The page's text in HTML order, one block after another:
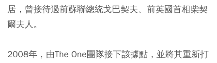
居，曾接待過前蘇聯總統戈巴契夫、前英國首相柴契
爾夫人。
2008年，由The One團隊接下該據點，並將其重新打